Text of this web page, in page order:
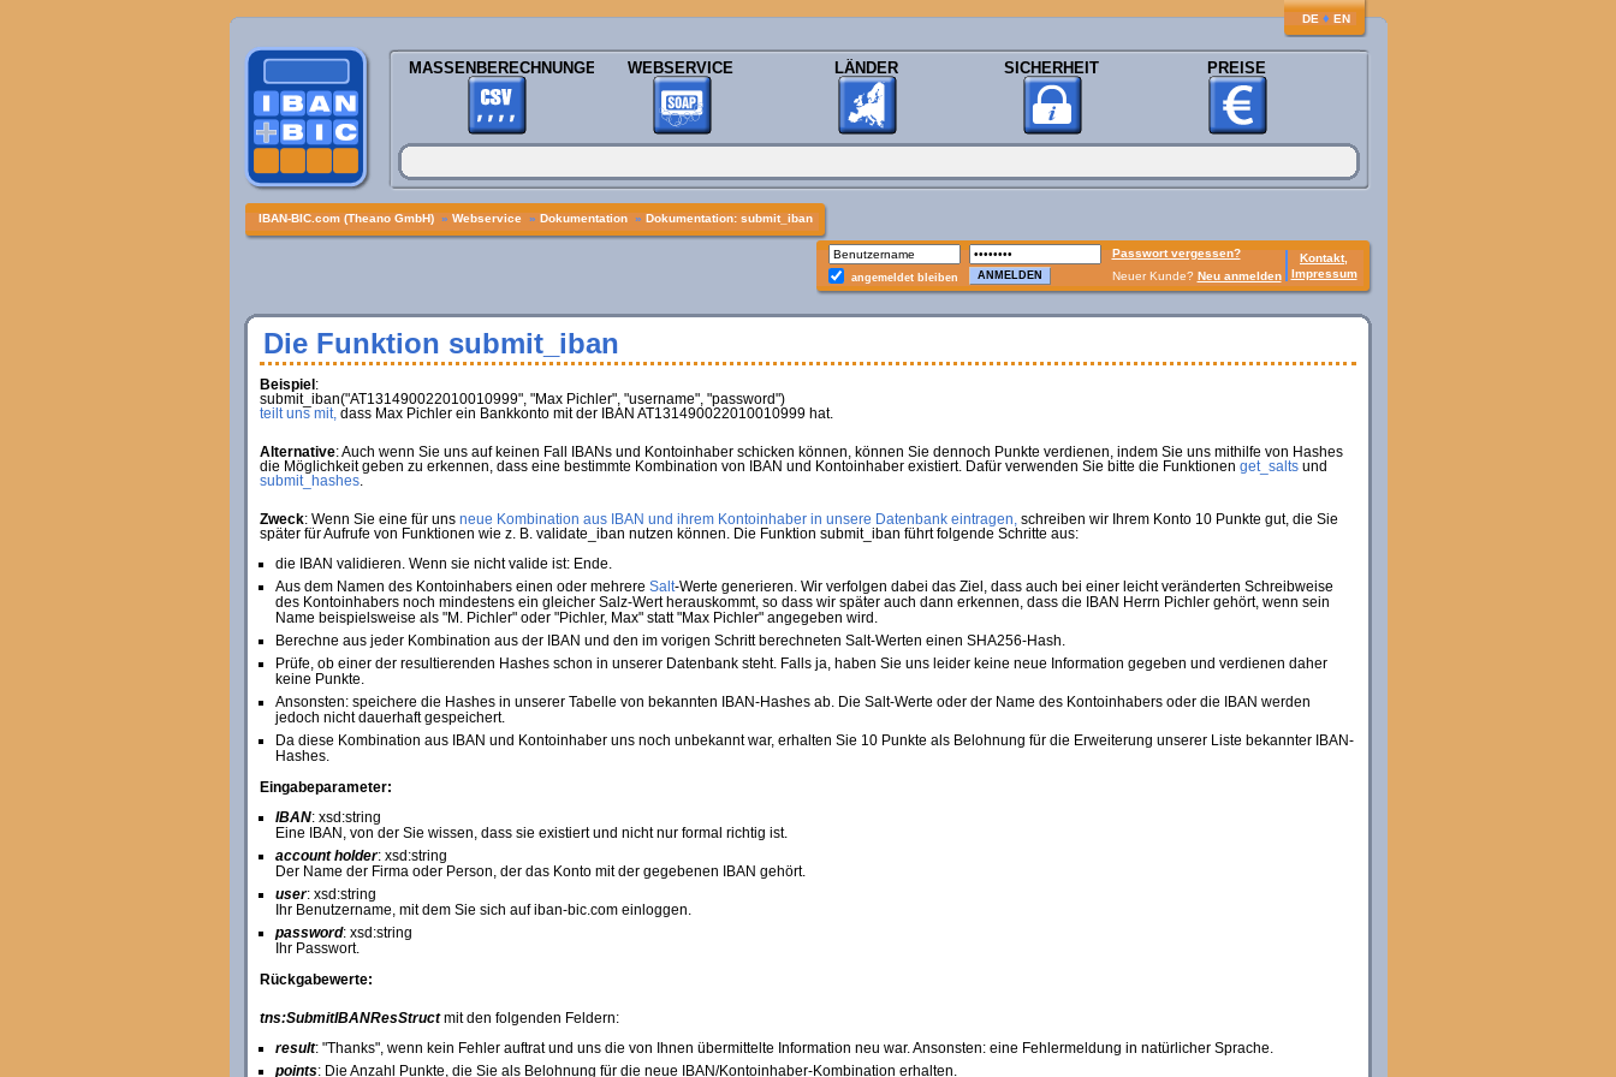
DE ♦ EN
MASSENBERECHNUNGEN WEBSERVICE LÄNDER SICHERHEIT PREISE
IBAN-BIC.com (Theano GmbH) » Webservice » Dokumentation » Dokumentation: submit_iban
Passwort vergessen?
Kontakt,
Impressum
angemeldet bleiben Neuer Kunde? Neu anmelden
Die Funktion submit_iban
Beispiel :
submit_iban("AT131490022010010999", "Max Pichler", "username", "password")
teilt uns mit,dass Max Pichler ein Bankkonto mit der IBAN AT131490022010010999 hat.
Alternative: Auch wenn Sie uns auf keinen Fall IBANs und Kontoinhaber schicken können, können Sie dennoch Punkte verdienen, indem Sie uns mithilfe von Hashes
die Möglichkeit geben zu erkennen, dass eine bestimmte Kombination von IBAN und Kontoinhaber existiert. Dafür verwenden Sie bitte die Funktionen get_saltsund
submit_hashes.
Zweck: Wenn Sie eine für uns neue Kombination aus IBAN und ihrem Kontoinhaber in unsere Datenbank eintragen,schreiben wir Ihrem Konto 10 Punkte gut, die Sie
später für Aufrufe von Funktionen wie z. B. validate_iban nutzen können. Die Funktion submit_iban führt folgende Schritte aus:
die IBAN validieren. Wenn sie nicht valide ist: Ende.
Aus dem Namen des Kontoinhabers einen oder mehrere Salt-Werte generieren. Wir verfolgen dabei das Ziel, dass auch bei einer leicht veränderten Schreibweise
des Kontoinhabers noch mindestens ein gleicher Salz-Wert herauskommt, so dass wir später auch dann erkennen, dass die IBAN Herrn Pichler gehört, wenn sein
Name beispielsweise als "M. Pichler" oder "Pichler, Max" statt "Max Pichler" angegeben wird.
Berechne aus jeder Kombination aus der IBAN und den im vorigen Schritt berechneten Salt-Werten einen SHA256-Hash.
Prüfe, ob einer der resultierenden Hashes schon in unserer Datenbank steht. Falls ja, haben Sie uns leider keine neue Information gegeben und verdienen daher
keine Punkte.
Ansonsten: speichere die Hashes in unserer Tabelle von bekannten IBAN-Hashes ab. Die Salt-Werte oder der Name des Kontoinhabers oder die IBAN werden
jedoch nicht dauerhaft gespeichert.
Da diese Kombination aus IBAN und Kontoinhaber uns noch unbekannt war, erhalten Sie 10 Punkte als Belohnung für die Erweiterung unserer Liste bekannter IBAN-
Hashes.
Eingabeparameter:
IBAN: xsd:string
Eine IBAN, von der Sie wissen, dass sie existiert und nicht nur formal richtig ist.
account holder: xsd:string
Der Name der Firma oder Person, der das Konto mit der gegebenen IBAN gehört.
user: xsd:string
Ihr Benutzername, mit dem Sie sich auf iban-bic.com einloggen.
password: xsd:string
Ihr Passwort.
Rückgabewerte:
tns:SubmitIBANResStructmit den folgenden Feldern:
result: "Thanks", wenn kein Fehler auftrat und uns die von Ihnen übermittelte Information neu war. Ansonsten: eine Fehlermeldung in natürlicher Sprache.
points: Die Anzahl Punkte, die Sie als Belohnung für die neue IBAN/Kontoinhaber-Kombination erhalten.